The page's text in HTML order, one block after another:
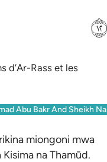
ﲲ
d’Ar-Rass et les
Abu Bakr And Sheikh
miongoni mwa
na Thamūd.